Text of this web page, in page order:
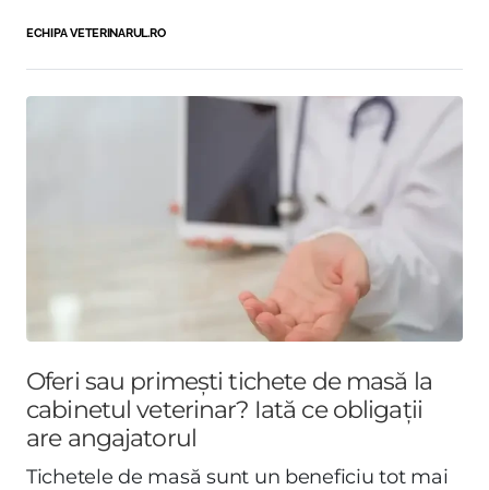
ECHIPA VETERINARUL.RO
Oferi sau primești tichete de masă la
cabinetul veterinar? Iată ce obligații
are angajatorul
Tichetele de masă sunt un beneficiu tot mai